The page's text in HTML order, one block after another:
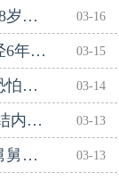
网友在巴黎卢浮宫餐厅偶遇刘亦菲，38岁生图杀疯，松弛感才是顶级美貌 03-16
49岁马伊琍近况曝光！与文章离婚已经6年，如今17岁女儿比她还漂亮 03-15
刘德华女儿高调亮相，太漂亮了吧，恐怕是娱乐圈颜值最高的星二代了！ 03-14
演员将以真实姓名姓氏笔画定番位 终结内娱撕番乱象 03-13
原来她是孙千妈妈，全国开70家店，舅舅更不一般，难怪女儿这么红 03-13